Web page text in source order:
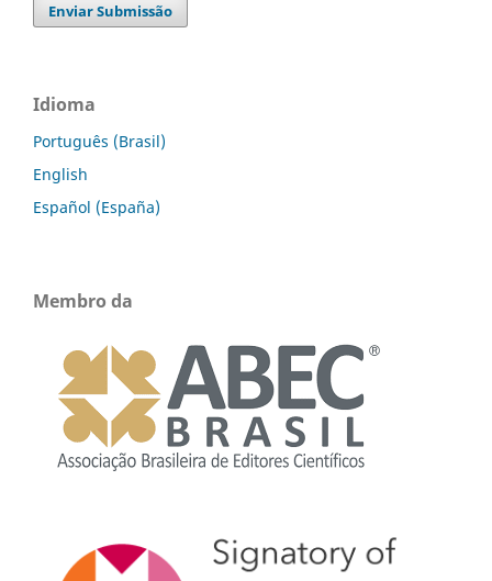
Enviar Submissão
Idioma
Português (Brasil)
English
Español (España)
Membro da